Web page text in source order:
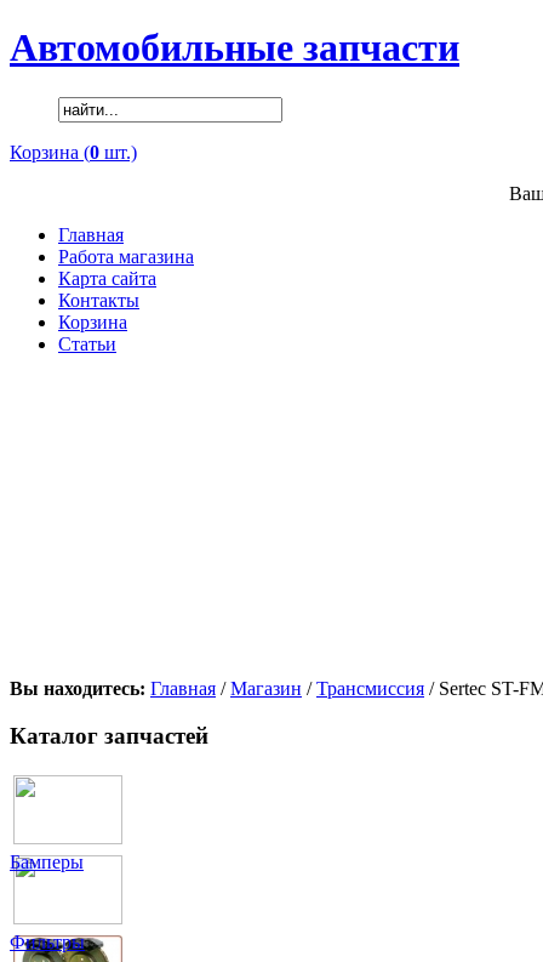
Автомобильные запчасти
Корзина (0 шт.)
Главная
Работа магазина
Карта сайта
Контакты
Корзина
Статьи
Вы находитесь: Главная /Магазин /Трансмиссия / Sertec ST-
Каталог запчастей
Бамперы
Фильтры